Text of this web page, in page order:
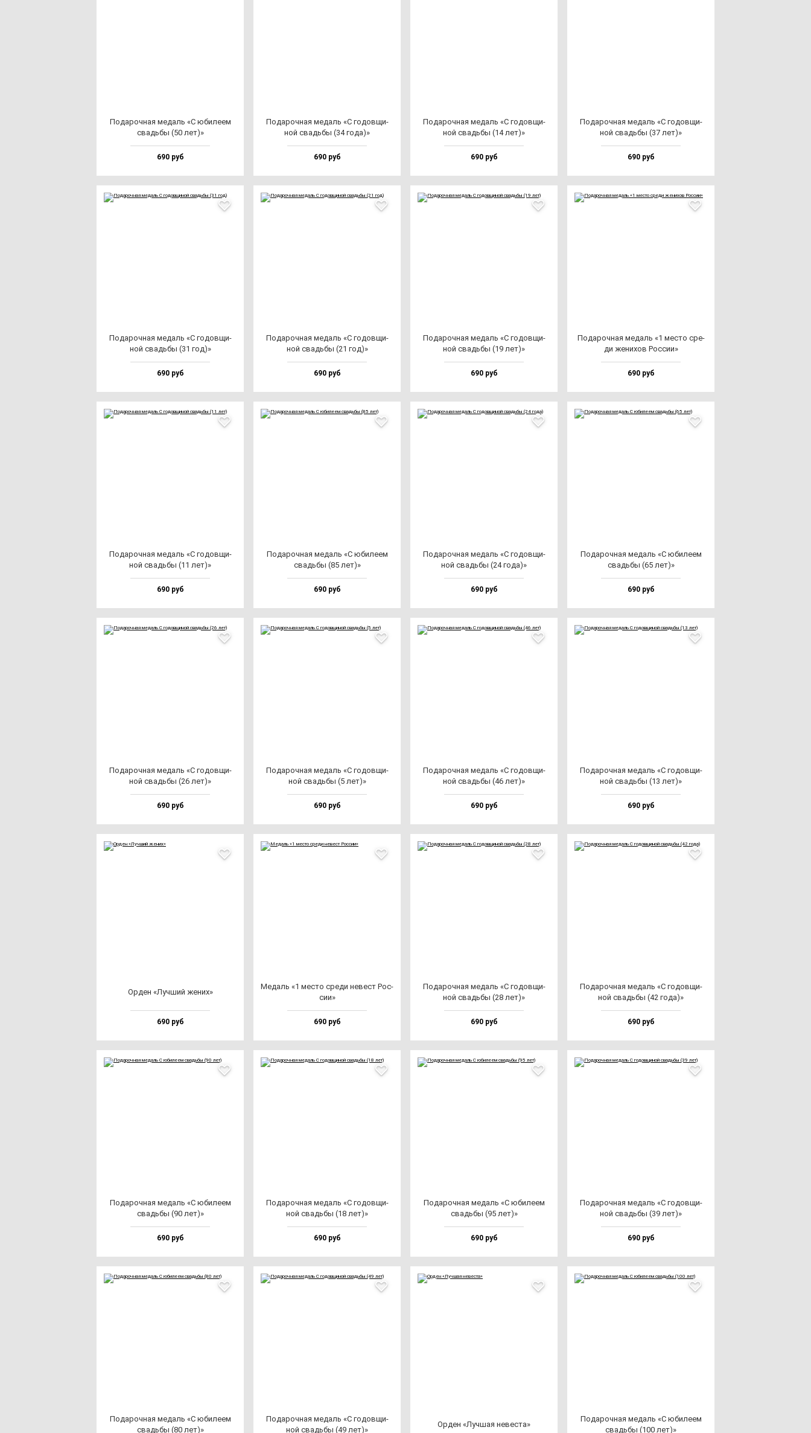
Пода­роч­ная ме­даль «С юби­ле­ем
свадь­бы (50 лет)»
690 руб
Пода­роч­ная ме­даль «С го­дов­щи­
ной свадь­бы (34 го­да)»
690 руб
Пода­роч­ная ме­даль «С го­дов­щи­
ной свадь­бы (14 лет)»
690 руб
Пода­роч­ная ме­даль «С го­дов­щи­
ной свадь­бы (37 лет)»
690 руб
Пода­роч­ная ме­даль «С го­дов­щи­
ной свадь­бы (31 год)»
690 руб
Пода­роч­ная ме­даль «С го­дов­щи­
ной свадь­бы (21 год)»
690 руб
Пода­роч­ная ме­даль «С го­дов­щи­
ной свадь­бы (19 лет)»
690 руб
Пода­роч­ная ме­даль «1 мес­то сре­
ди же­ни­хов Рос­сии»
690 руб
Пода­роч­ная ме­даль «С го­дов­щи­
ной свадь­бы (11 лет)»
690 руб
Пода­роч­ная ме­даль «С юби­ле­ем
свадь­бы (85 лет)»
690 руб
Пода­роч­ная ме­даль «С го­дов­щи­
ной свадь­бы (24 го­да)»
690 руб
Пода­роч­ная ме­даль «С юби­ле­ем
свадь­бы (65 лет)»
690 руб
Пода­роч­ная ме­даль «С го­дов­щи­
ной свадь­бы (26 лет)»
690 руб
Пода­роч­ная ме­даль «С го­дов­щи­
ной свадь­бы (5 лет)»
690 руб
Пода­роч­ная ме­даль «С го­дов­щи­
ной свадь­бы (46 лет)»
690 руб
Пода­роч­ная ме­даль «С го­дов­щи­
ной свадь­бы (13 лет)»
690 руб
Орден «Луч­ший же­них»
690 руб
Медаль «1 мес­то сре­ди не­вест Рос­
сии»
690 руб
Пода­роч­ная ме­даль «С го­дов­щи­
ной свадь­бы (28 лет)»
690 руб
Пода­роч­ная ме­даль «С го­дов­щи­
ной свадь­бы (42 го­да)»
690 руб
Пода­роч­ная ме­даль «С юби­ле­ем
свадь­бы (90 лет)»
690 руб
Пода­роч­ная ме­даль «С го­дов­щи­
ной свадь­бы (18 лет)»
690 руб
Пода­роч­ная ме­даль «С юби­ле­ем
свадь­бы (95 лет)»
690 руб
Пода­роч­ная ме­даль «С го­дов­щи­
ной свадь­бы (39 лет)»
690 руб
Пода­роч­ная ме­даль «С юби­ле­ем
свадь­бы (80 лет)»
Пода­роч­ная ме­даль «С го­дов­щи­
ной свадь­бы (49 лет)»
Орден «Луч­шая не­вес­та»
Пода­роч­ная ме­даль «С юби­ле­ем
свадь­бы (100 лет)»